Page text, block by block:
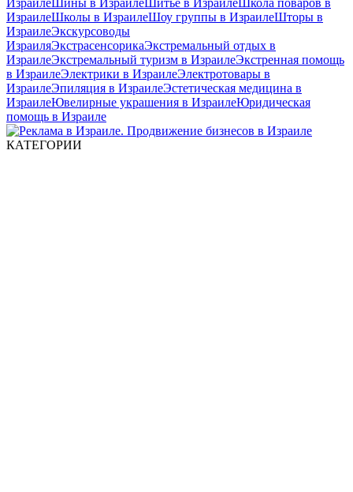
ИзраилеШины в ИзраилеШитье в ИзраилеШкола поваров в
ИзраилеШколы в ИзраилеШоу группы в ИзраилеШторы в
ИзраилеЭкскурсоводы
ИзраиляЭкстрасенсорикаЭкстремальный отдых в
ИзраилеЭкстремальный туризм в ИзраилеЭкстренная помощь
в ИзраилеЭлектрики в ИзраилеЭлектротовары в
ИзраилеЭпиляция в ИзраилеЭстетическая медицина в
ИзраилеЮвелирные украшения в ИзраилеЮридическая
помощь в Израиле
КАТЕГОРИИ